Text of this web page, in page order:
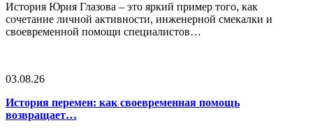
История Юрия Глазова – это яркий пример того, как
сочетание личной активности, инженерной смекалки и
своевременной помощи специалистов…
03.08.26
История перемен: как своевременная помощь
возвращает…